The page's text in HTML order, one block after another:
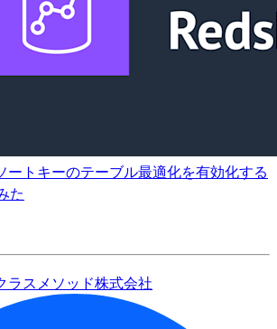
ートキーのテーブル最適化を有効化する
た
ラスメソッド株式会社